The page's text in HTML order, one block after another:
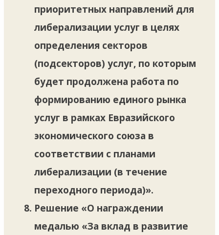
приоритетных направлений для
либерализации услуг в целях
определения секторов
(подсекторов) услуг, по которым
будет продолжена работа по
формированию единого рынка
услуг в рамках Евразийского
экономического союза в
соответствии с планами
либерализации (в течение
переходного периода)».
Решение «О награждении
медалью «За вклад в развитие